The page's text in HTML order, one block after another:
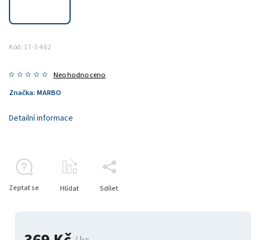
Kód: 17-3-462
Neohodnoceno
Značka: MARBO
Detailní informace
Zeptat se Hlídat Sdílet